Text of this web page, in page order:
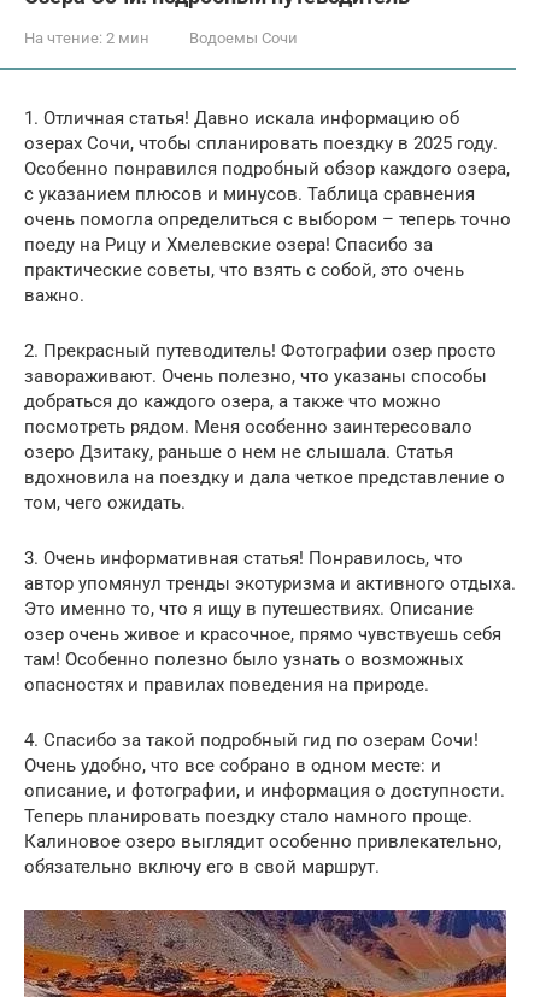
На чтение: 2 мин Водоемы Сочи
1. Отличная статья! Давно искала информацию об
озерах Сочи, чтобы спланировать поездку в 2025 году.
Особенно понравился подробный обзор каждого озера,
с указанием плюсов и минусов. Таблица сравнения
очень помогла определиться с выбором – теперь точно
поеду на Рицу и Хмелевские озера! Спасибо за
практические советы, что взять с собой, это очень
важно.
2. Прекрасный путеводитель! Фотографии озер просто
завораживают. Очень полезно, что указаны способы
добраться до каждого озера, а также что можно
посмотреть рядом. Меня особенно заинтересовало
озеро Дзитаку, раньше о нем не слышала. Статья
вдохновила на поездку и дала четкое представление о
том, чего ожидать.
3. Очень информативная статья! Понравилось, что
автор упомянул тренды экотуризма и активного отдыха.
Это именно то, что я ищу в путешествиях. Описание
озер очень живое и красочное, прямо чувствуешь себя
там! Особенно полезно было узнать о возможных
опасностях и правилах поведения на природе.
4. Спасибо за такой подробный гид по озерам Сочи!
Очень удобно, что все собрано в одном месте: и
описание, и фотографии, и информация о доступности.
Теперь планировать поездку стало намного проще.
Калиновое озеро выглядит особенно привлекательно,
обязательно включу его в свой маршрут.